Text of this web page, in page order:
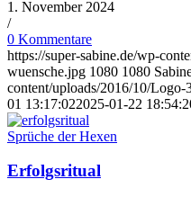
1. November 2024
/
0 Kommentare
https://super-sabine.de/wp-
wuensche.jpg 1080 1080
content/uploads/2016/10/Logo-
01 13:17:022025-01-22
Sprüche der Hexen
Erfolgsritual